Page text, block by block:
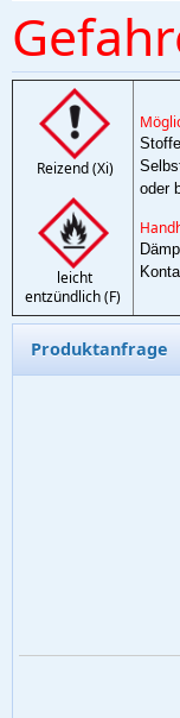
Reizend (Xi)
leicht
entzündlich (F)
oder
Produktanfrage